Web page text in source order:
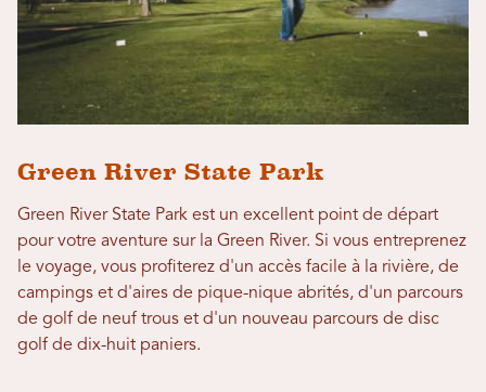
Green River State Park
Green River State Park est un excellent point de départ
pour votre aventure sur la Green River. Si vous entreprenez
le voyage, vous profiterez d'un accès facile à la rivière, de
campings et d'aires de pique-nique abrités, d'un parcours
de golf de neuf trous et d'un nouveau parcours de disc
golf de dix-huit paniers.